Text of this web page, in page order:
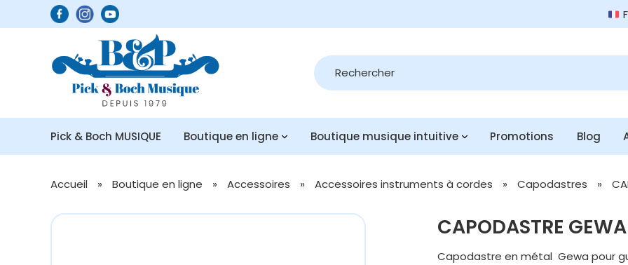
Recherche
de
produits
Pick & Boch MUSIQUE Boutique en ligne Boutique musique intuitive Promotions Blog
Accueil » Boutique en ligne » Accessoires » Accessoires instruments à cordes » Capodastres »
CAPODASTRE
Capodastre en métal Gewa pour